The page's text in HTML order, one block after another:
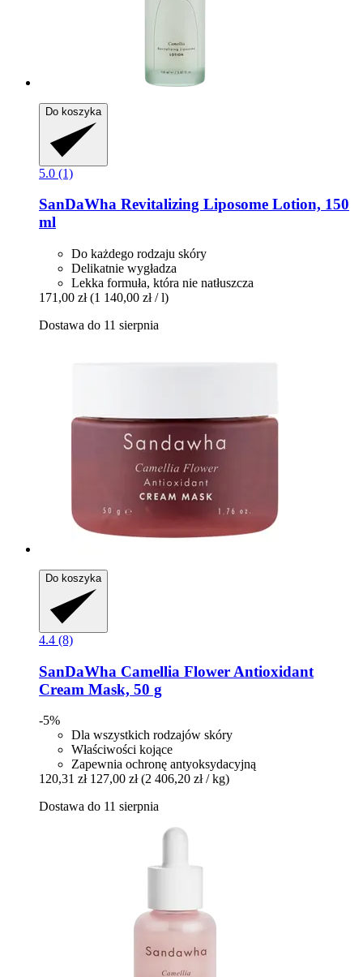
Do koszyka
5.0 (1)
SanDaWha Revitalizing Liposome Lotion, 150
ml
Do każdego rodzaju skóry
Delikatnie wygładza
Lekka formuła, która nie natłuszcza
171,00 zł (1 140,00 zł / l)
Dostawa do 11 sierpnia
Do koszyka
4.4 (8)
SanDaWha Camellia Flower Antioxidant
Cream Mask, 50 g
-5%
Dla wszystkich rodzajów skóry
Właściwości kojące
Zapewnia ochronę antyoksydacyjną
120,31 zł 127,00 zł (2 406,20 zł / kg)
Dostawa do 11 sierpnia